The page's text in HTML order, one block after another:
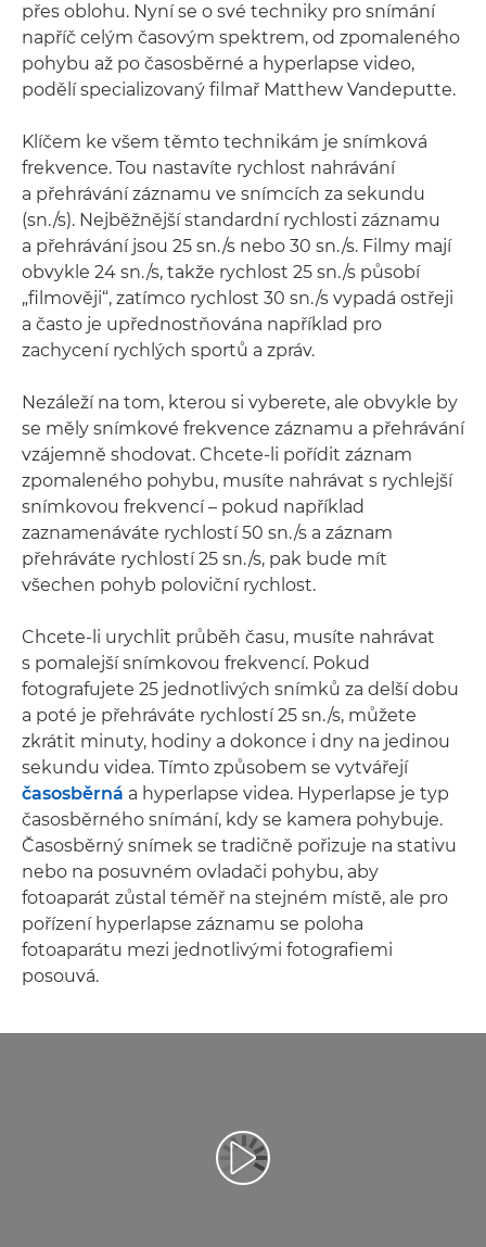
přes oblohu. Nyní se o své techniky pro snímání
napříč celým časovým spektrem, od zpomaleného
pohybu až po časosběrné a hyperlapse video,
podělí specializovaný filmař Matthew Vandeputte.
Klíčem ke všem těmto technikám je snímková
frekvence. Tou nastavíte rychlost nahrávání
a přehrávání záznamu ve snímcích za sekundu
(sn./s). Nejběžnější standardní rychlosti záznamu
a přehrávání jsou 25 sn./s nebo 30 sn./s. Filmy mají
obvykle 24 sn./s, takže rychlost 25 sn./s působí
„filmověji“, zatímco rychlost 30 sn./s vypadá ostřeji
a často je upřednostňována například pro
zachycení rychlých sportů a zpráv.
Nezáleží na tom, kterou si vyberete, ale obvykle by
se měly snímkové frekvence záznamu a přehrávání
vzájemně shodovat. Chcete-li pořídit záznam
zpomaleného pohybu, musíte nahrávat s rychlejší
snímkovou frekvencí – pokud například
zaznamenáváte rychlostí 50 sn./s a záznam
přehráváte rychlostí 25 sn./s, pak bude mít
všechen pohyb poloviční rychlost.
Chcete-li urychlit průběh času, musíte nahrávat
s pomalejší snímkovou frekvencí. Pokud
fotografujete 25 jednotlivých snímků za delší dobu
a poté je přehráváte rychlostí 25 sn./s, můžete
zkrátit minuty, hodiny a dokonce i dny na jedinou
sekundu videa. Tímto způsobem se vytvářejí
časosběrná a hyperlapse videa. Hyperlapse je typ
časosběrného snímání, kdy se kamera pohybuje.
Časosběrný snímek se tradičně pořizuje na stativu
nebo na posuvném ovladači pohybu, aby
fotoaparát zůstal téměř na stejném místě, ale pro
pořízení hyperlapse záznamu se poloha
fotoaparátu mezi jednotlivými fotografiemi
posouvá.
Přehrát video